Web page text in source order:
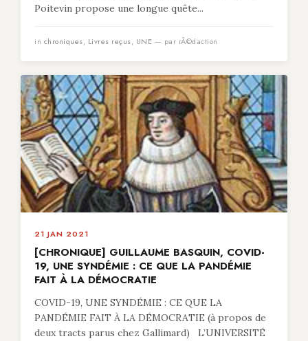
Poitevin propose une longue quête...
in chroniques, Livres reçus, UNE — par rÃ©daction
21 JAN 2021
[CHRONIQUE] GUILLAUME BASQUIN, COVID-
19, UNE SYNDÉMIE : CE QUE LA PANDÉMIE
FAIT À LA DÉMOCRATIE
COVID-19, UNE SYNDÉMIE : CE QUE LA
PANDÉMIE FAIT À LA DÉMOCRATIE (à propos de
deux tracts parus chez Gallimard) L’UNIVERSITÉ